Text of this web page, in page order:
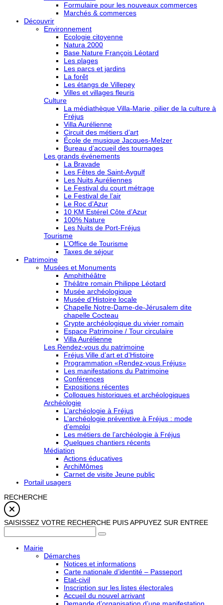
Formulaire pour les nouveaux commerces
Marchés & commerces
Découvrir
Environnement
Ecologie citoyenne
Natura 2000
Base Nature François Léotard
Les plages
Les parcs et jardins
La forêt
Les étangs de Villepey
Villes et villages fleuris
Culture
La médiathèque Villa-Marie, pilier de la culture à
Fréjus
Villa Aurélienne
Circuit des métiers d’art
École de musique Jacques-Melzer
Bureau d’accueil des tournages
Les grands événements
La Bravade
Les Fêtes de Saint-Aygulf
Les Nuits Auréliennes
Le Festival du court métrage
Le Festival de l’air
Le Roc d’Azur
10 KM Estérel Côte d’Azur
100% Nature
Les Nuits de Port-Fréjus
Tourisme
L’Office de Tourisme
Taxes de séjour
Patrimoine
Musées et Monuments
Amphithéâtre
Théâtre romain Philippe Léotard
Musée archéologique
Musée d’Histoire locale
Chapelle Notre-Dame-de-Jérusalem dite
chapelle Cocteau
Crypte archéologique du vivier romain
Espace Patrimoine / Tour circulaire
Villa Aurélienne
Les Rendez-vous du patrimoine
Fréjus Ville d’art et d’Histoire
Programmation «Rendez-vous Fréjus»
Les manifestations du Patrimoine
Conférences
Expositions récentes
Colloques historiques et archéologiques
Archéologie
L’archéologie à Fréjus
L’archéologie préventive à Fréjus : mode
d’emploi
Les métiers de l’archéologie à Fréjus
Quelques chantiers récents
Médiation
Actions éducatives
ArchiMômes
Carnet de visite Jeune public
Portail usagers
RECHERCHE
SAISISSEZ VOTRE RECHERCHE PUIS APPUYEZ SUR ENTREE
Mairie
Démarches
Notices et informations
Carte nationale d’identité – Passeport
Etat-civil
Inscription sur les listes électorales
Accueil du nouvel arrivant